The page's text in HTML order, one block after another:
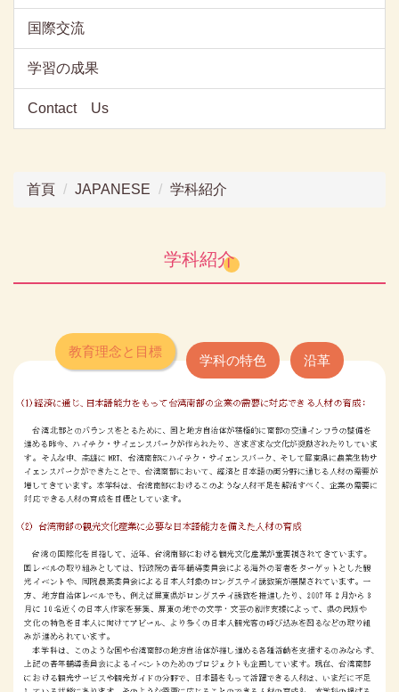
国際交流
学習の成果
Contact Us
首頁 JAPANESE 学科紹介
学科紹介
教育理念と目標
学科の特色 沿革